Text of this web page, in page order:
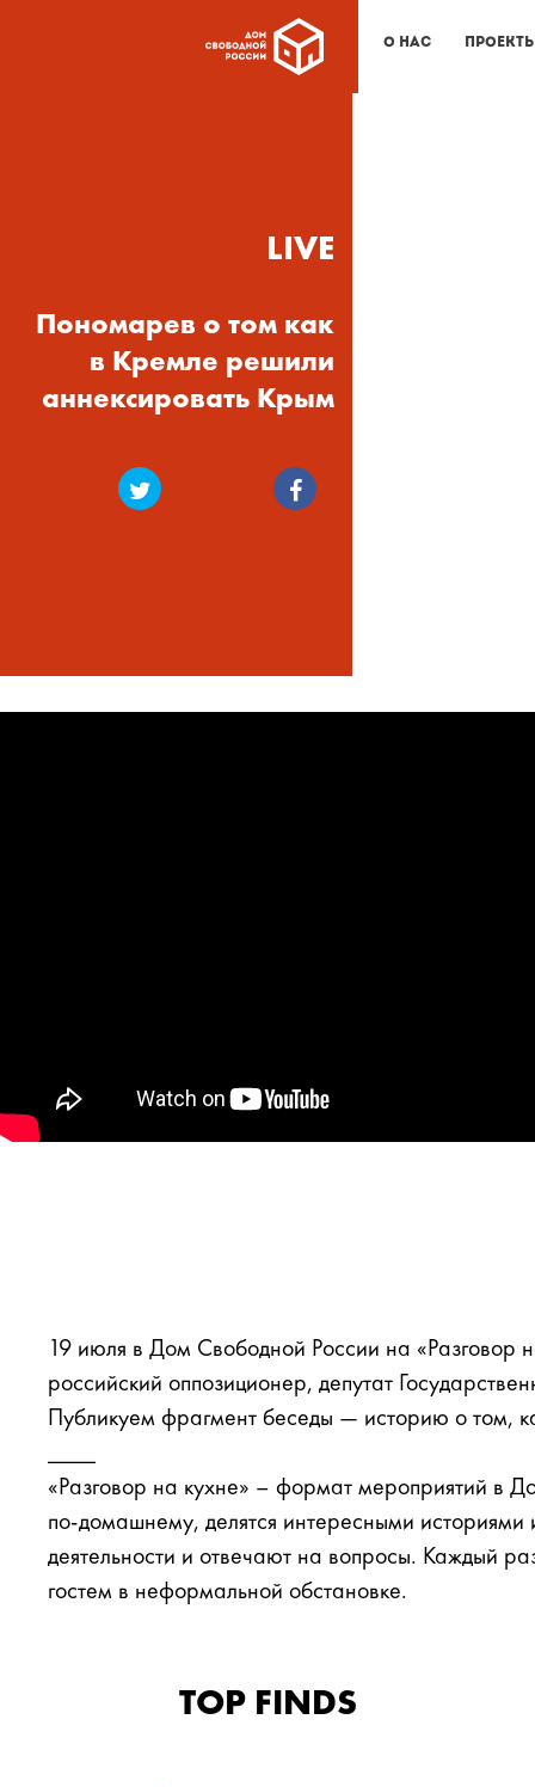
О нас
LIVE
Пономарев о том как
в Кремле решили
аннексировать Крым
19 июля в Дом Свободной России на «Разговор
российский оппозиционер, депутат
Публикуем фрагмент беседы — историю о том,
«Разговор на кухне» – формат мероприятий в
по-домашнему, делятся интересными
деятельности и отвечают на вопросы. Каждый
гостем в неформальной обстановке.
TOP FINDS